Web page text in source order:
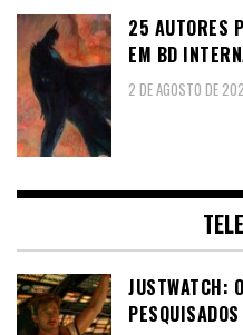
25 AUTORES
EM BD
2 DE AGOSTO DE
JUSTWATCH: